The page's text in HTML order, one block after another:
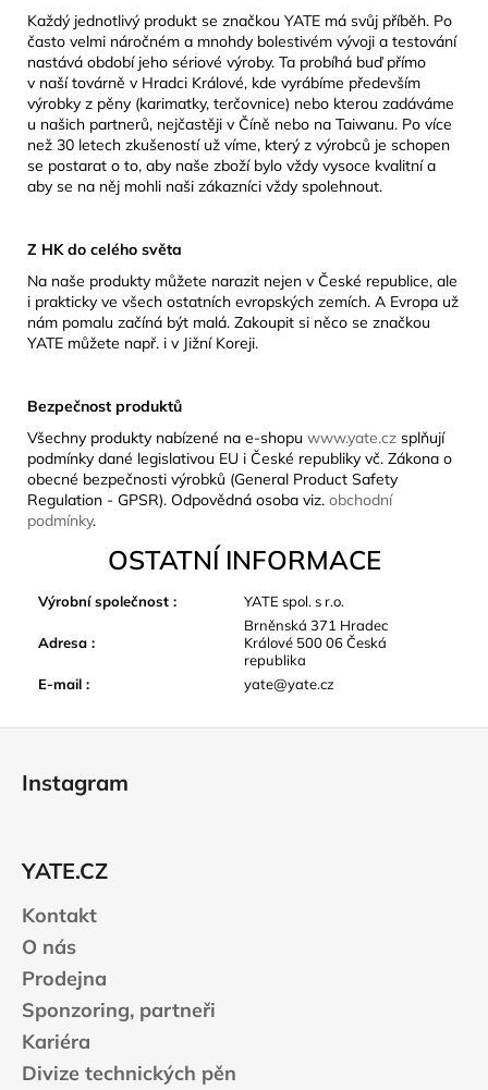
Každý jednotlivý produkt se značkou YATE má svůj příběh. Po
často velmi náročném a mnohdy bolestivém vývoji a testování
nastává období jeho sériové výroby. Ta probíhá buď přímo
v naší továrně v Hradci Králové, kde vyrábíme především
výrobky z pěny (karimatky, terčovnice) nebo kterou zadáváme
u našich partnerů, nejčastěji v Číně nebo na Taiwanu. Po více
než 30 letech zkušeností už víme, který z výrobců je schopen
se postarat o to, aby naše zboží bylo vždy vysoce kvalitní a
aby se na něj mohli naši zákazníci vždy spolehnout.
Z HK do celého světa
Na naše produkty můžete narazit nejen v České republice, ale
i prakticky ve všech ostatních evropských zemích. A Evropa už
nám pomalu začíná být malá. Zakoupit si něco se značkou
YATE můžete např. i v Jižní Koreji.
Bezpečnost produktů
Všechny produkty nabízené na e-shopu www.yate.cz splňují
podmínky dané legislativou EU i České republiky vč. Zákona o
obecné bezpečnosti výrobků (General Product Safety
Regulation - GPSR). Odpovědná osoba viz. obchodní
podmínky.
OSTATNÍ INFORMACE
Výrobní společnost : YATE spol. s r.o.
Adresa :
Brněnská 371 Hradec
Králové 500 06 Česká
republika
E-mail : yate@yate.cz
Instagram
YATE.CZ
Kontakt
O nás
Prodejna
Sponzoring, partneři
Kariéra
Divize technických pěn